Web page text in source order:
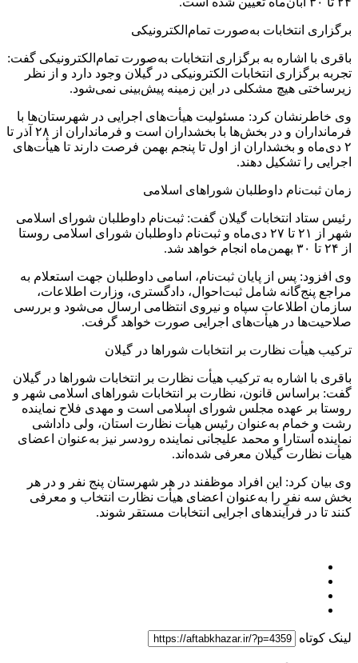
برگزاری انتخابات به‌صورت تمام‌الکترونیکی
باقری با اشاره به برگزاری انتخابات به‌صورت تمام‌الکترونیکی گفت:
تجربه برگزاری انتخابات الکترونیکی در گیلان وجود دارد و از نظر
زیرساختی هیچ مشکلی در این زمینه پیش‌بینی نمی‌شود.
وی خاطرنشان کرد: مسئولیت هیأت‌های اجرایی در شهرستان‌ها با
فرمانداران و در بخش‌ها با بخشداران است و فرمانداران از ۲۸ آذر تا
۲ دی‌ماه و بخشداران از اول تا پنجم بهمن فرصت دارند تا هیأت‌های
اجرایی را تشکیل دهند.
زمان ثبت‌نام داوطلبان شوراهای اسلامی
رئیس ستاد انتخابات گیلان گفت: ثبت‌نام داوطلبان شورای اسلامی
شهر از ۲۱ تا ۲۷ دی‌ماه و ثبت‌نام داوطلبان شورای اسلامی روستا
از ۲۴ تا ۳۰ بهمن‌ماه انجام خواهد شد.
وی افزود: پس از پایان ثبت‌نام، اسامی داوطلبان جهت استعلام به
مراجع پنج‌گانه شامل ثبت‌احوال، دادگستری، وزارت اطلاعات،
سازمان اطلاعات سپاه و نیروی انتظامی ارسال می‌شود و بررسی
صلاحیت‌ها در هیأت‌های اجرایی صورت خواهد گرفت.
ترکیب هیأت نظارت بر انتخابات شوراها در گیلان
باقری با اشاره به ترکیب هیأت نظارت بر انتخابات شوراها در گیلان
گفت: براساس قانون، نظارت بر انتخابات شوراهای اسلامی شهر و
روستا بر عهده مجلس شورای اسلامی است و مهدی فلاح نماینده
رشت و خمام به‌عنوان رئیس هیأت نظارت استان، ولی داداشی
نماینده آستارا و محمد علیجانی نماینده رودسر نیز به‌عنوان اعضای
هیأت نظارت گیلان معرفی شده‌اند.
وی بیان کرد: این افراد موظفند در هر شهرستان پنج نفر و در هر
بخش سه نفر را به‌عنوان اعضای هیأت نظارت انتخاب و معرفی
کنند تا در فرآیندهای اجرایی انتخابات مستقر شوند.
لینک کوتاه